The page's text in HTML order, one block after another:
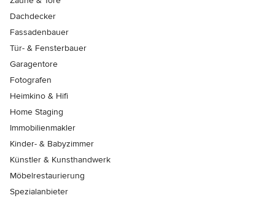
Dachdecker
Fassadenbauer
Tür- & Fensterbauer
Garagentore
Fotografen
Heimkino & Hifi
Home Staging
Immobilienmakler
Kinder- & Babyzimmer
Künstler & Kunsthandwerk
Möbelrestaurierung
Spezialanbieter